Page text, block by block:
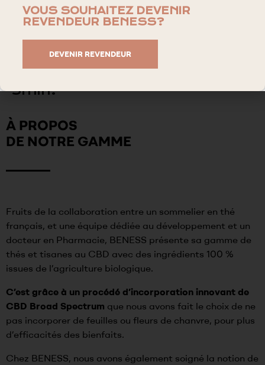
95°C
5min.
À PROPOS
DE NOTRE GAMME
Fruits de la collaboration entre un sommelier en thé
français, et une équipe dédiée au développement et un
docteur en Pharmacie, BENESS présente sa gamme de
thés et tisanes au CBD avec des ingrédients 100 %
issues de l’agriculture biologique.
C’est grâce à un procédé d’incorporation innovant de
CBD Broad Spectrum que nous avons fait le choix de ne
pas incorporer de feuilles ou fleurs de chanvre, pour plus
d’efficacités des bienfaits.
Chez BENESS, nous avons également soigné la notion de
VOUS SOUHAITEZ DEVENIR
REVENDEUR BENESS?
DEVENIR REVENDEUR